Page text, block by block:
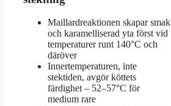
Maillardreaktionen skapar smak
och karamelliserad yta först vid
temperaturer runt 140°C och
däröver
Innertemperaturen, inte
stektiden, avgör köttets
färdighet – 52–57°C för
medium rare